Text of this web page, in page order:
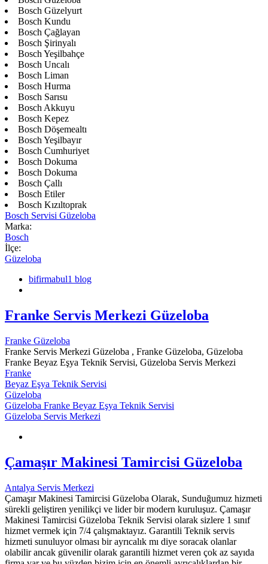
Bosch Güzelyurt
Bosch Kundu
Bosch Çağlayan
Bosch Şirinyalı
Bosch Yeşilbahçe
Bosch Uncalı
Bosch Liman
Bosch Hurma
Bosch Sarısu
Bosch Akkuyu
Bosch Kepez
Bosch Döşemealtı
Bosch Yeşilbayır
Bosch Cumhuriyet
Bosch Dokuma
Bosch Dokuma
Bosch Çallı
Bosch Etiler
Bosch Kızıltoprak
Bosch Servisi Güzeloba
Marka:
Bosch
İlçe:
Güzeloba
bifirmabul1 blog
Franke Servis Merkezi Güzeloba
Franke Güzeloba
Franke Servis Merkezi Güzeloba , Franke Güzeloba, Güzeloba
Franke Beyaz Eşya Teknik Servisi, Güzeloba Servis Merkezi
Franke
Beyaz Eşya Teknik Servisi
Güzeloba
Güzeloba Franke Beyaz Eşya Teknik Servisi
Güzeloba Servis Merkezi
Çamaşır Makinesi Tamircisi Güzeloba
Antalya Servis Merkezi
Çamaşır Makinesi Tamircisi Güzeloba Olarak, Sunduğumuz hizmeti
sürekli geliştiren yenilikçi ve lider bir modern kuruluşuz. Çamaşır
Makinesi Tamircisi Güzeloba Teknik Servisi olarak sizlere 1 sınıf
hizmet vermek için 7/4 çalışmaktayız. Garantili Teknik servis
hizmeti sunuluyor olması bir ayrıcalık mı diye soracak olanlar
olabilir ancak güvenilir olarak garantili hizmet veren çok az sayıda